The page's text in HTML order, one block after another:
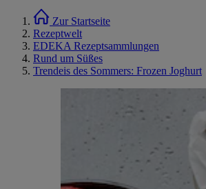
Zur Startseite
Rezeptwelt
EDEKA Rezeptsammlungen
Rund um Süßes
Trendeis des Sommers: Frozen Joghurt